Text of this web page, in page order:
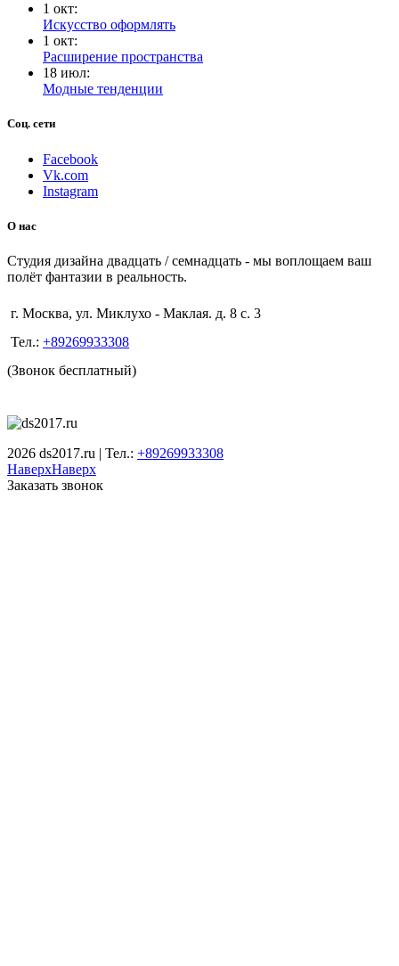
1 окт:
Искусство оформлять
1 окт:
Расширение пространства
18 июл:
Модные тенденции
Соц. сети
Facebook
Vk.com
Instagram
О нас
Студия дизайна двадцать / семнадцать - мы воплощаем ваш
полёт фантазии в реальность.
г. Москва, ул. Миклухо - Маклая. д. 8 с. 3
Тел.: +89269933308
(Звонок бесплатный)
2026 ds2017.ru | Тел.: +89269933308
НаверхНаверх
Заказать звонок